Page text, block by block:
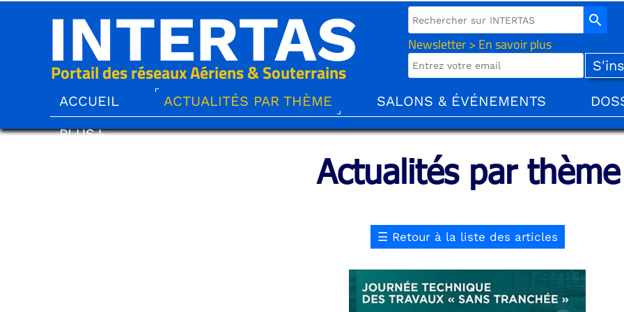
INTERTAS
Portail des réseaux Aériens & Souterrains
Newsletter > En savoir plus
search
ACCUEIL ACTUALITÉS PAR THÈME SALONS & ÉVÉNEMENTS
PLUS↓
Actualités par thème
☰ Retour à la liste des articles